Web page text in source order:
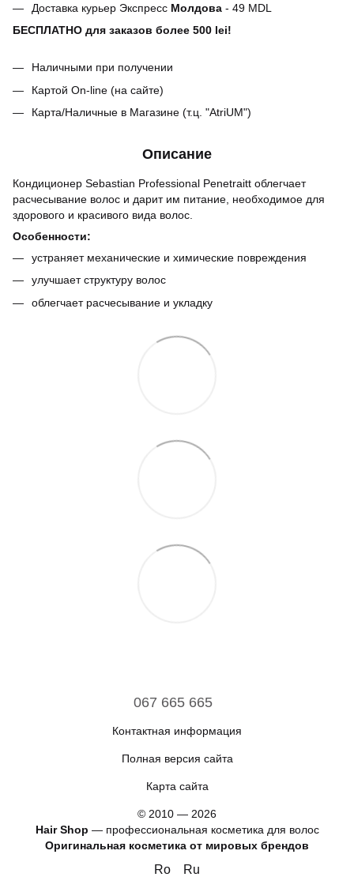
Доставка курьер Экспресс Молдова - 49 MDL
БЕСПЛАТНО для заказов более 500 lei!
Наличными при получении
Картой On-line (на сайте)
Карта/Наличные в Магазине (т.ц. "AtriUM")
Описание
Кондиционер Sebastian Professional Penetraitt облегчает
расчесывание волос и дарит им питание, необходимое для
здорового и красивого вида волос.
Особенности:
устраняет механические и химические повреждения
улучшает структуру волос
облегчает расчесывание и укладку
067 665 665
Контактная информация
Полная версия сайта
Карта сайта
© 2010 — 2026
Hair Shop — профессиональная косметика для волос
Оригинальная косметика от мировых брендов
Ro Ru